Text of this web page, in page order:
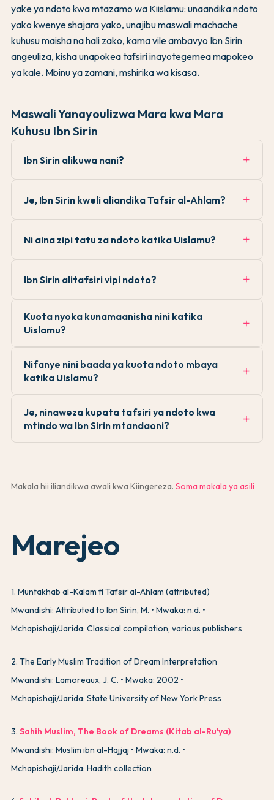
yake ya ndoto kwa mtazamo wa Kiislamu: unaandika ndoto
yako kwenye shajara yako, unajibu maswali machache
kuhusu maisha na hali zako, kama vile ambavyo Ibn Sirin
angeuliza, kisha unapokea tafsiri inayotegemea mapokeo
ya kale. Mbinu ya zamani, mshirika wa kisasa.
Maswali Yanayoulizwa Mara kwa Mara
Kuhusu Ibn Sirin
Ibn Sirin alikuwa nani?
Je, Ibn Sirin kweli aliandika Tafsir al-Ahlam?
Ni aina zipi tatu za ndoto katika Uislamu?
Ibn Sirin alitafsiri vipi ndoto?
Kuota nyoka kunamaanisha nini katika
Uislamu?
Nifanye nini baada ya kuota ndoto mbaya
katika Uislamu?
Je, ninaweza kupata tafsiri ya ndoto kwa
mtindo wa Ibn Sirin mtandaoni?
Makala hii iliandikwa awali kwa Kiingereza. Soma makala ya asili
Marejeo
1. Muntakhab al-Kalam fi Tafsir al-Ahlam (attributed)
Mwandishi: Attributed to Ibn Sirin, M.
Mwaka: n.d.
Mchapishaji/Jarida: Classical compilation, various publishers
2. The Early Muslim Tradition of Dream Interpretation
Mwandishi: Lamoreaux, J. C.
Mwaka: 2002
Mchapishaji/Jarida: State University of New York Press
3. Sahih Muslim, The Book of Dreams (Kitab al-Ru'ya)
Mwandishi: Muslim ibn al-Hajjaj
Mwaka: n.d.
Mchapishaji/Jarida: Hadith collection